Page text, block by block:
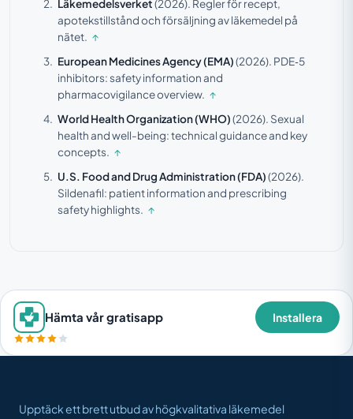
Läkemedelsverket(2026). Regler för recept,
apotekstillstånd och försäljning av läkemedel på
nätet. ↑
European Medicines Agency (EMA)(2026). PDE‑5
inhibitors: safety information and
pharmacovigilance overview. ↑
World Health Organization (WHO)(2026). Sexual
health and well-being: technical guidance and key
concepts. ↑
U.S. Food and Drug Administration (FDA)(2026).
Sildenafil: patient information and prescribing
safety highlights. ↑
Hämta vår gratisapp Installera
Upptäck ett brett utbud av högkvalitativa läkemedel